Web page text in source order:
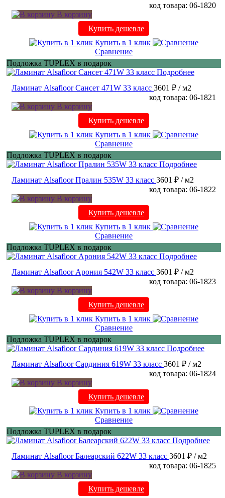
код товара: 06-1820
В корзину
Купить дешевле
Купить в 1 клик
Сравнение
Подложка TUPLEX в подарок
Подробнее
Ламинат Alsafloor Сансет 471W 33 класс 3601 ₽ / м2
код товара: 06-1821
В корзину
Купить дешевле
Купить в 1 клик
Сравнение
Подложка TUPLEX в подарок
Подробнее
Ламинат Alsafloor Пралин 535W 33 класс 3601 ₽ / м2
код товара: 06-1822
В корзину
Купить дешевле
Купить в 1 клик
Сравнение
Подложка TUPLEX в подарок
Подробнее
Ламинат Alsafloor Арония 542W 33 класс 3601 ₽ / м2
код товара: 06-1823
В корзину
Купить дешевле
Купить в 1 клик
Сравнение
Подложка TUPLEX в подарок
Подробнее
Ламинат Alsafloor Сардиния 619W 33 класс 3601 ₽ / м2
код товара: 06-1824
В корзину
Купить дешевле
Купить в 1 клик
Сравнение
Подложка TUPLEX в подарок
Подробнее
Ламинат Alsafloor Балеарский 622W 33 класс 3601 ₽ / м2
код товара: 06-1825
В корзину
Купить дешевле